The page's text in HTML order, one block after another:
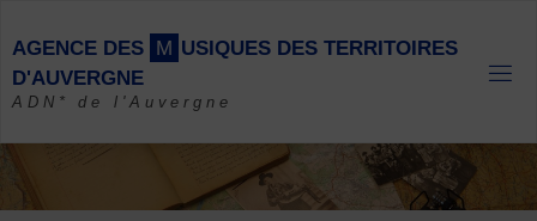
content
AGENCE DES M USIQUES DES TERRITOIRES
D'AUVERGNE
ADN* de l'Auvergne